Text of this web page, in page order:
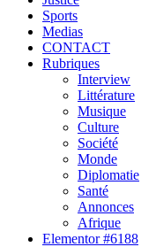
Sports
Medias
CONTACT
Rubriques
Interview
Littérature
Musique
Culture
Société
Monde
Diplomatie
Santé
Annonces
Afrique
Elementor #6188